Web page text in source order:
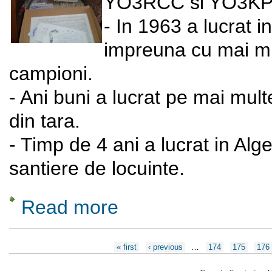
- In 1963 a lucrat
impreuna cu mai
campioni.
- Ani buni a lucrat pe mai
din tara.
- Timp de 4 ani a lucrat in
santiere de locuinte.
Read more
« first ‹ previous … 174 175 176